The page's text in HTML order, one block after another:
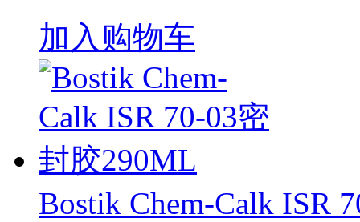
加入购物车
Bostik Chem-Calk ISR